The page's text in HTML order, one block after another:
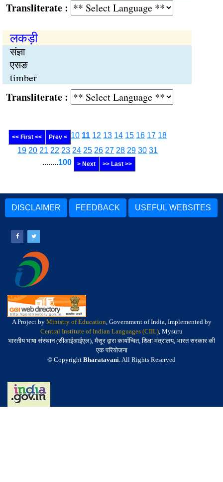
:
लकड़ी
संज्ञा
एसङ
timber
:
<< First << Prev < 10 11 12 13 14 15 16 17 18
19 20 21 22 23 24 25 26 27 28 29 30 31
........100 > Next >> Last >>
DISCLAIMER FEEDBACK USEFUL WEBSITES
A Project by Ministry of Education, Government of India, Implemented by
Central Institute of Indian Languages (CIIL), Mysuru
भारतीय भाषा संस्थान (सीआईआईएल), मैसूर द्वारा कार्यान्वित, शिक्षा मंत्रालय, भारत सरकार की
एक परियोजना
© Copyright Bharatavani. All Rights Reserved